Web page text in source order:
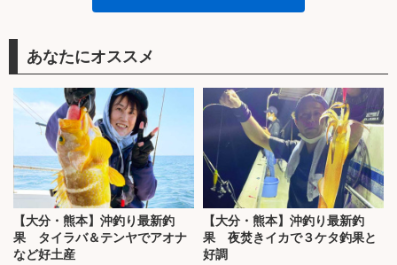
あなたにオススメ
【大分・熊本】沖釣り最新釣
果 タイラバ＆テンヤでアオナ
など好土産
【大分・熊本】沖釣り最新釣
果 夜焚きイカで３ケタ釣果と
好調